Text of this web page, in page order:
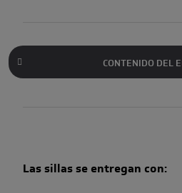
CONTENIDO DEL
Las sillas se entregan con: